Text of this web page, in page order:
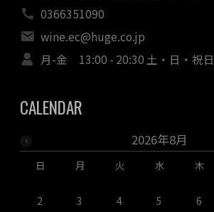
0366351090
wine.ec@huge.co.jp
月-金 13:00 - 20:30 土・日・祝
CALENDAR
2026年8月
日 月 火 水 木
2
3 4 5 6